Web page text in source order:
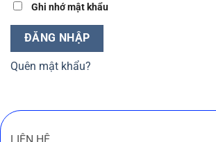
Ghi nhớ mật khẩu
ĐĂNG NHẬP
Quên mật khẩu?